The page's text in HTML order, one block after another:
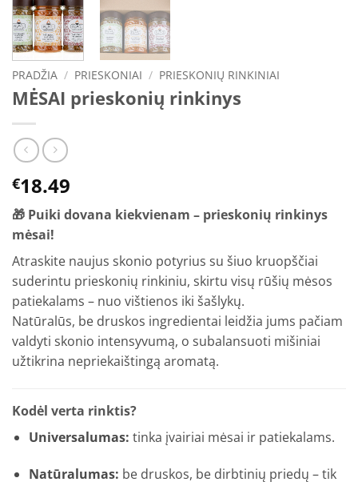
PRADŽIA / PRIESKONIAI / PRIESKONIŲ RINKINIAI
MĖSAI prieskonių rinkinys
€18.49
🎁 Puiki dovana kiekvienam – prieskonių rinkinys
mėsai!
Atraskite naujus skonio potyrius su šiuo kruopščiai
suderintu prieskonių rinkiniu, skirtu visų rūšių mėsos
patiekalams – nuo vištienos iki šašlykų.
Natūralūs, be druskos ingredientai leidžia jums pačiam
valdyti skonio intensyvumą, o subalansuoti mišiniai
užtikrina nepriekaištingą aromatą.
Kodėl verta rinktis?
Universalumas: tinka įvairiai mėsai ir patiekalams.
Natūralumas: be druskos, be dirbtinių priedų – tik